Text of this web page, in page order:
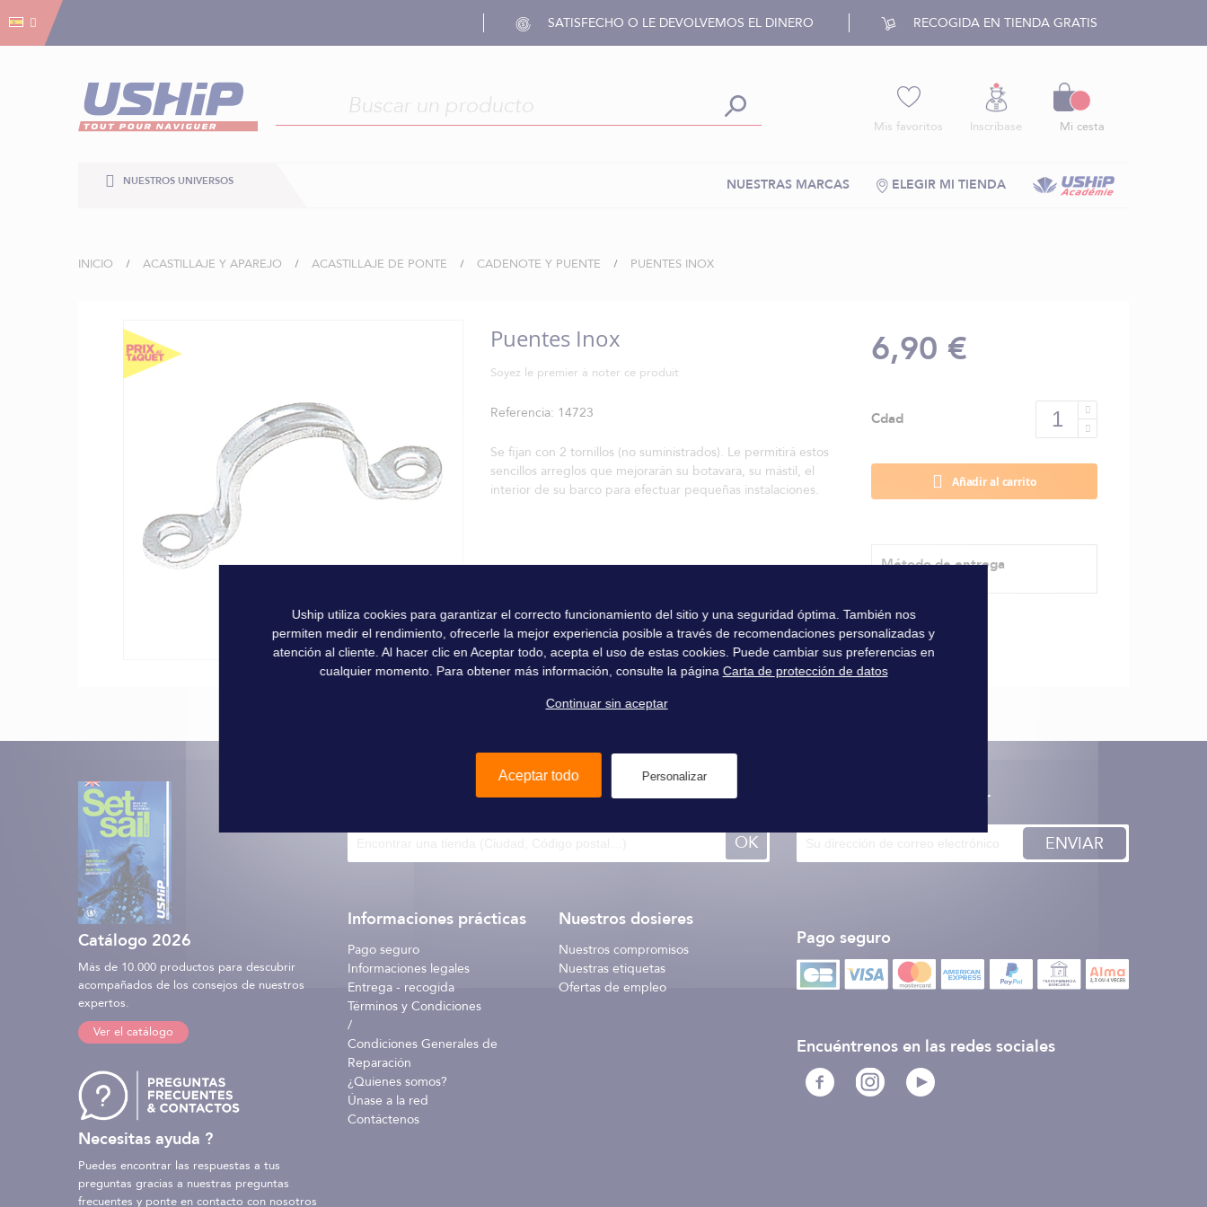
SATISFECHO O LE DEVOLVEMOS EL DINERO RECOGIDA EN TIENDA GRATIS
Mis favoritos Inscríbase Mi cesta
NUESTROS UNIVERSOS ELEGIR MI TIENDA
NUESTRAS MARCAS
INICIO ACASTILLAJE Y APAREJO ACASTILLAJE DE PONTE CADENOTE Y PUENTE PUENTES INOX
Saltar
al
final
de
de
imágenes
Puentes Inox
Soyez le premier à noter ce produit
Referencia 14723
Se fijan con 2 tornillos (no suministrados). Le permitirá estos
sencillos arreglos que mejorarán su botavara, su mástil, el
interior de su barco para efectuar pequeñas instalaciones.
6,90 €
Cdad
Añadir al carrito
Método de entrega
Catálogo 2026
Más de 10.000 productos para descubrir
acompañados de los consejos de nuestros
expertos.
Ver el catálogo
Necesitas ayuda ?
Puedes encontrar las respuestas a tus
preguntas gracias a nuestras preguntas
frecuentes y ponte en contacto con nosotros
Más de 140 tiendasa través del mundo
OK
Informaciones prácticas
Pago seguro
Informaciones legales
Entrega - recogida
Términos y Condiciones
/
Condiciones Generales de
Reparación
¿Quienes somos?
Únase a la red
Contáctenos
Nuestros dosieres
Nuestros compromisos
Nuestras etiquetas
Ofertas de empleo
Inscription à la newsletter
ENVIAR
Pago seguro
Encuéntrenos en las redes sociales
Gestión de cookies
Uship utiliza cookies para garantizar el correcto funcionamiento del sitio y una seguridad óptima. También nos
permiten medir el rendimiento, ofrecerle la mejor experiencia posible a través de recomendaciones personalizadas y
atención al cliente. Al hacer clic en Aceptar todo, acepta el uso de estas cookies. Puede cambiar sus preferencias en
cualquier momento. Para obtener más información, consulte la página Carta de protección de datos
Continuar sin aceptar
Aceptar todo Personalizar
Gestión de cookies